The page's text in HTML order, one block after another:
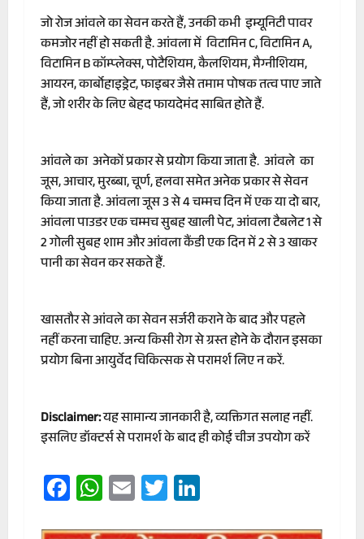
जो रोज आंवले का सेवन करते हैं, उनकी कभी इम्यूनिटी पावर
कमजोर नहीं हो सकती है. आंवला में विटामिन C, विटामिन A,
विटामिन B कॉम्‍प्‍लेक्‍स, पोटैश‍ियम, कैलशियम, मैग्‍नीशियम,
आयरन, कार्बोहाइड्रेट, फाइबर जैसे तमाम पोषक तत्व पाए जाते
हैं, जो शरीर के लिए बेहद फायदेमंद साबित होते हैं.
आंवले का अनेकों प्रकार से प्रयोग किया जाता है. आंवले का
जूस, आचार, मुरब्बा, चूर्ण, हलवा समेत अनेक प्रकार से सेवन
किया जाता है. आंवला जूस 3 से 4 चम्मच दिन में एक या दो बार,
आंवला पाउडर एक चम्मच सुबह खाली पेट, आंवला टैबलेट 1 से
2 गोली सुबह शाम और आंवला कैंडी एक दिन में 2 से 3 खाकर
पानी का सेवन कर सकते हैं.
खासतौर से आंवले का सेवन सर्जरी कराने के बाद और पहले
नहीं करना चाहिए. अन्य किसी रोग से ग्रस्त होने के दौरान इसका
प्रयोग बिना आयुर्वेद चिकित्सक से परामर्श लिए न करें.
Disclaimer:यह सामान्य जानकारी है, व्यक्तिगत सलाह नहीं.
इसलिए डॉक्टर्स से परामर्श के बाद ही कोई चीज उपयोग करें
Facebook
WhatsApp
EmailTwitter